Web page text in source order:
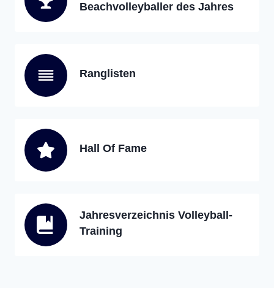
Beachvolleyballer des Jahres
Ranglisten
Hall Of Fame
Jahresverzeichnis Volleyball-
Training